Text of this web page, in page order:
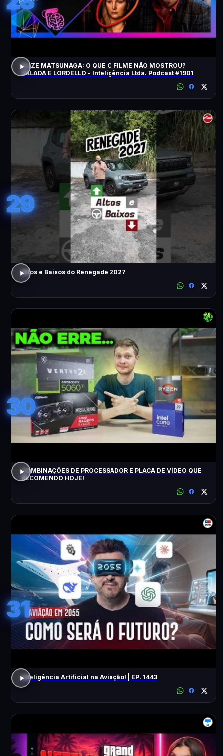
ELIZE MATSUNAGA: O QUE O FILME NÃO MOSTROU?
SALADA E LORDELLO - Inteligência Ltda. Podcast #1901
29
Altos e Baixos do Renegade 2027
30
COMBINAÇÕES DE PROCESSADOR E PLACA DE VÍDEO QUE
RECOMENDO HOJE!
31
Inteligência Artificial na Aviação! | EP. 1443